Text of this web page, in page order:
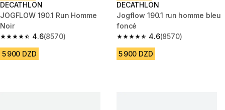
DECATHLON
JOGFLOW 190.1 Run Homme
Noir
4.6
4.6 out of 5 stars from 8570 reviews
(8570)
5 900 DZD
DECATHLON
Jogflow 190.1 run homme bleu
foncé
4.6
4.6 out of 5 stars from 8570
(8570)
5 900 DZD